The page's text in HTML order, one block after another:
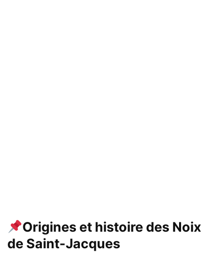
Origines et histoire des Noix
de Saint-Jacques